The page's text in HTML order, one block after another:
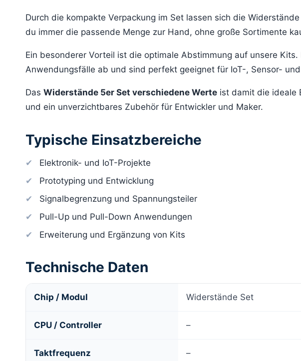
Durch die kompakte Verpackung im Set lassen sich die
du immer die passende Menge zur Hand, ohne große Sortimente
Ein besonderer Vorteil ist die optimale Abstimmung auf unsere
Anwendungsfälle ab und sind perfekt geeignet für IoT-, Sensor-
Das Widerstände 5er Set verschiedene Werte ist damit die ideale
und ein unverzichtbares Zubehör für Entwickler und Maker.
Typische Einsatzbereiche
Elektronik- und IoT-Projekte
Prototyping und Entwicklung
Signalbegrenzung und Spannungsteiler
Pull-Up und Pull-Down Anwendungen
Erweiterung und Ergänzung von Kits
Technische Daten
Chip / Modul Widerstände Set
CPU / Controller –
Taktfrequenz –